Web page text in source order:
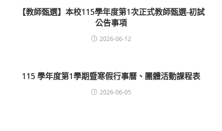
【教師甄選】本校115學年度第1次正式教師甄選-初試
公告事項
2026-06-12
115 學年度第1學期暨寒假行事曆、團體活動課程表
2026-06-05